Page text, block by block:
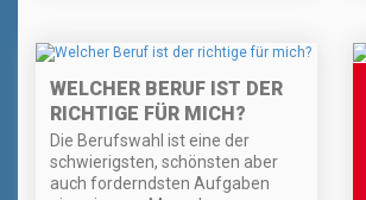
WELCHER BERUF IST DER
RICHTIGE FÜR MICH?
Die Berufswahl ist eine der
schwierigsten, schönsten aber
auch forderndsten Aufgaben